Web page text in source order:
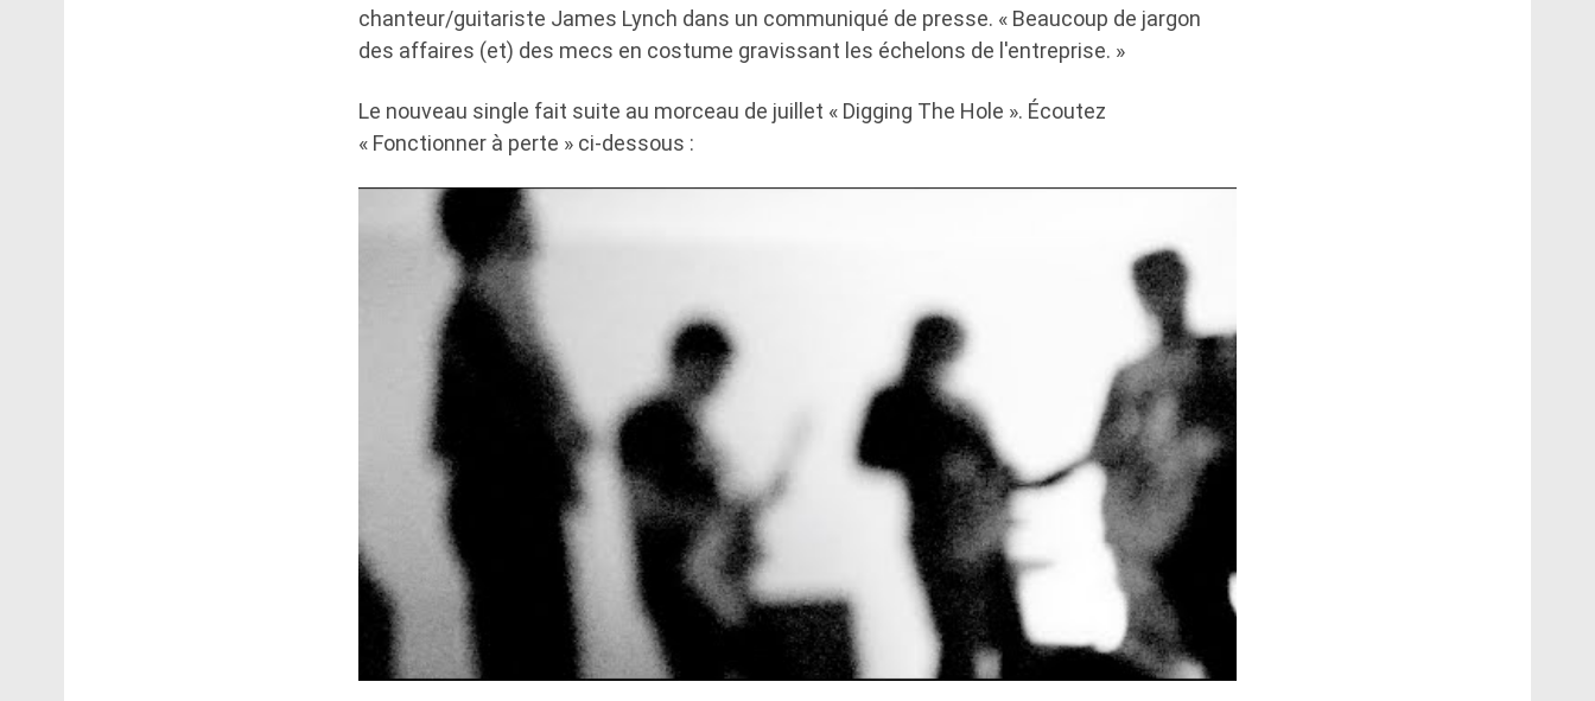
chanteur/guitariste James Lynch dans un communiqué de presse. « Beaucoup de jargon
des affaires (et) des mecs en costume gravissant les échelons de l'entreprise. »
Le nouveau single fait suite au morceau de juillet « Digging The Hole ». Écoutez
« Fonctionner à perte » ci-dessous :